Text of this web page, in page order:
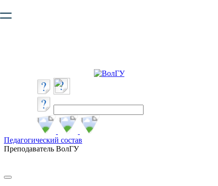
безопасную работу с сайтом. Пожалуйста
Педагогический состав
Преподаватель ВолГУ